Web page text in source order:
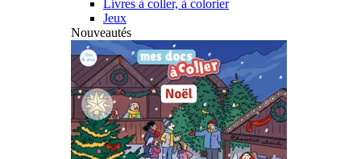
Livres à coller, à colorier
Jeux
Nouveautés